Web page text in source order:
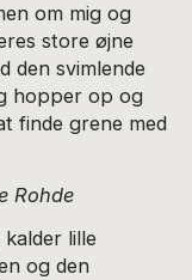
om mig og
store øjne
den svimlende
hopper op og
finde grene med
Rohde
lille
og den